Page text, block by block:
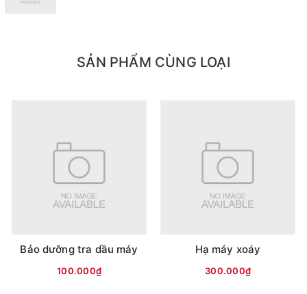
SẢN PHẨM CÙNG LOẠI
Bảo dưỡng tra dầu máy
100.000₫
Hạ máy xoáy
300.000₫